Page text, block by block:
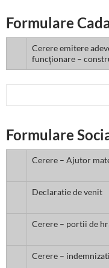
Formulare
Cerere emitere
funcţionare –
Formulare
Cerere – Ajutor
Declaratie de venit
Cerere – portii de
Cerere –